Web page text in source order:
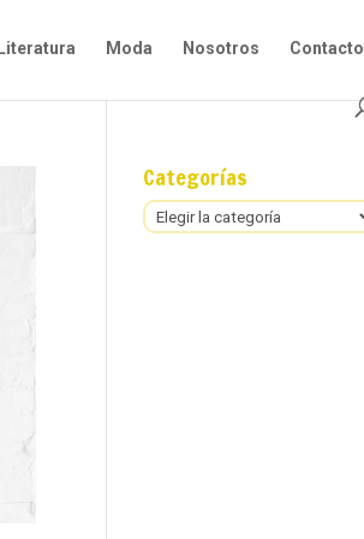
Moda Nosotros Contacto
Categorías
Categorías